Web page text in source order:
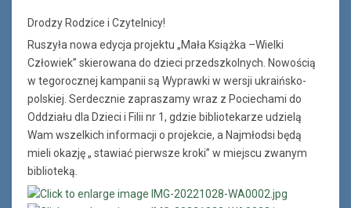
Drodzy Rodzice i Czytelnicy!
Ruszyła nowa edycja projektu „Mała Książka –Wielki
Człowiek” skierowana do dzieci przedszkolnych. Nowością
w tegorocznej kampanii są Wyprawki w wersji ukraińsko-
polskiej. Serdecznie zapraszamy wraz z Pociechami do
Oddziału dla Dzieci i Filii nr 1, gdzie bibliotekarze udzielą
Wam wszelkich informacji o projekcie, a Najmłodsi będą
mieli okazję „ stawiać pierwsze kroki” w miejscu zwanym
biblioteką.